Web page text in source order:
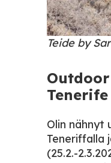
Teide by
Tenerife
Olin nähnyt
Teneriffalla
(25.2.-